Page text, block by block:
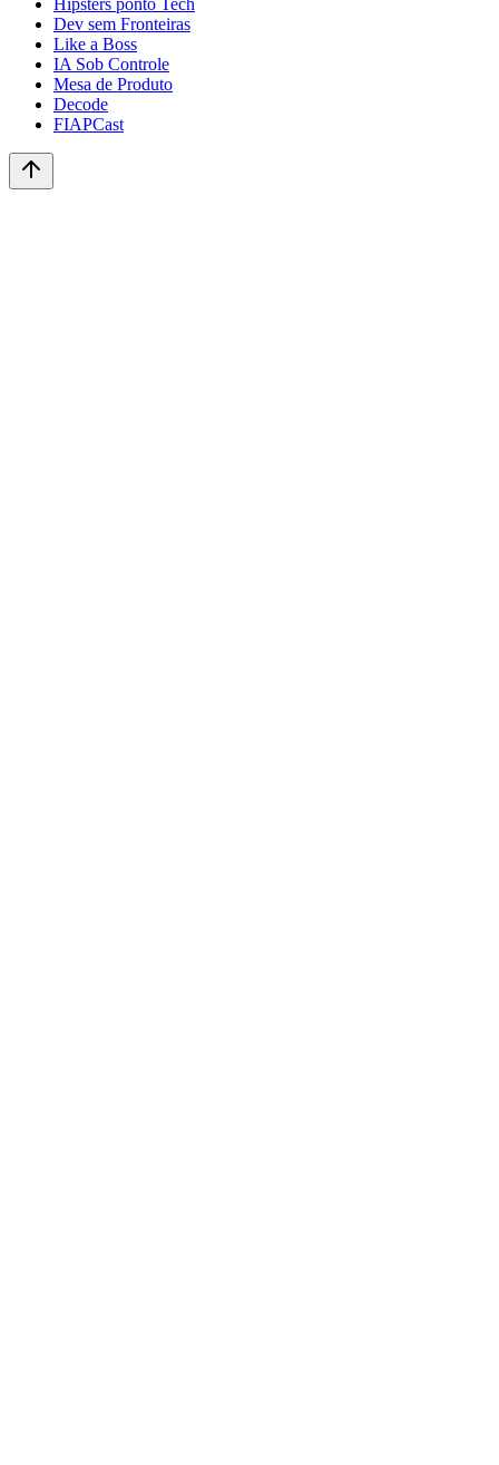
Dev sem Fronteiras
Like a Boss
IA Sob Controle
Mesa de Produto
Decode
FIAPCast